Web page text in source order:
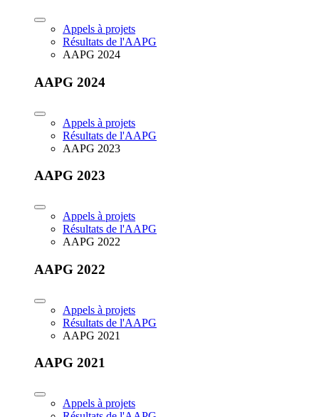
Appels à projets
Résultats de l'AAPG
AAPG 2024
AAPG 2024
Appels à projets
Résultats de l'AAPG
AAPG 2023
AAPG 2023
Appels à projets
Résultats de l'AAPG
AAPG 2022
AAPG 2022
Appels à projets
Résultats de l'AAPG
AAPG 2021
AAPG 2021
Appels à projets